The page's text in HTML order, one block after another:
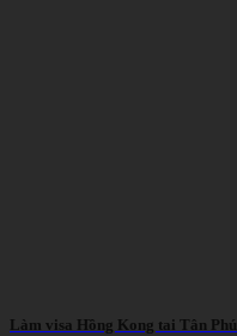
Làm visa Hồng Kong tai Tân Phú